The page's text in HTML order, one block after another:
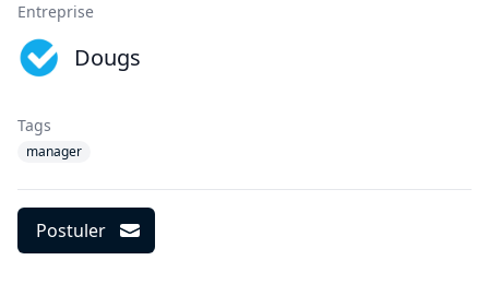
Entreprise
Dougs
Tags
manager
Postuler